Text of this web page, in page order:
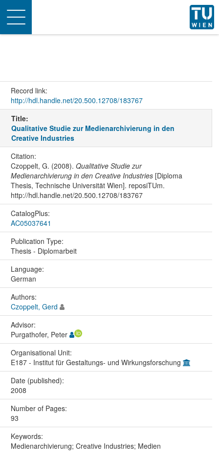
Toggle
navigation
Record link:
http://hdl.handle.net/20.500.12708/183767
Title:
Qualitative Studie zur Medienarchivierung in den
Creative Industries
Citation:
Czoppelt, G. (2008). Qualitative Studie zur
Medienarchivierung in den Creative Industries[Diploma
Thesis, Technische Universität Wien]. reposiTUm.
http://hdl.handle.net/20.500.12708/183767
CatalogPlus:
AC05037641
Publication Type:
Thesis - Diplomarbeit
Language:
German
Authors:
Czoppelt, Gerd
Advisor:
Purgathofer, Peter
Organisational Unit:
E187 - Institut für Gestaltungs- und Wirkungsforschung
Date (published):
2008
Number of Pages:
93
Keywords:
Medienarchivierung; Creative Industries; Medien